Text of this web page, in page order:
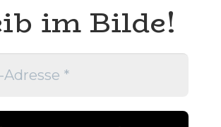
im Bilde!